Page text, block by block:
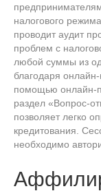
налогового
проводит аудит
проблем с
любой суммы из
благодаря
помощью онлайн-
раздел «Вопрос-
позволяет легко
кредитования.
необходимо